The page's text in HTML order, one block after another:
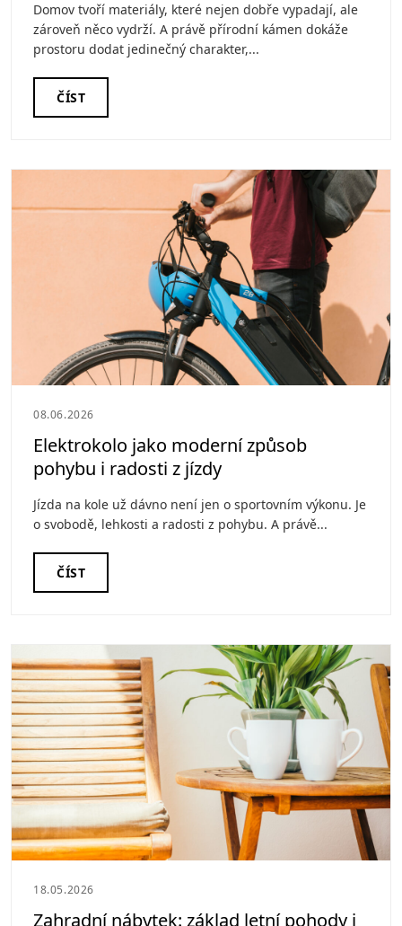
Domov tvoří materiály, které nejen dobře vypadají, ale
zároveň něco vydrží. A právě přírodní kámen dokáže
prostoru dodat jedinečný charakter,...
ČÍST
08.06.2026
Elektrokolo jako moderní způsob
pohybu i radosti z jízdy
Jízda na kole už dávno není jen o sportovním výkonu. Je
o svobodě, lehkosti a radosti z pohybu. A právě...
ČÍST
18.05.2026
Zahradní nábytek: základ letní pohody i